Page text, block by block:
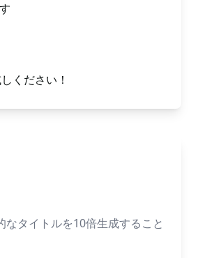
ください！
タイトルを10倍生成すること